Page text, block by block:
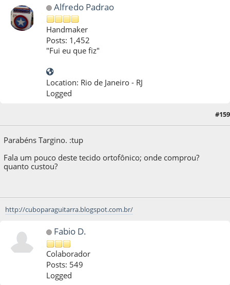
Alfredo Padrao
Handmaker
Posts: 1,452
"Fui eu que fiz"
Location: Rio de Janeiro - RJ
Logged
#159
Parabéns Targino. :tup
Fala um pouco deste tecido ortofônico; onde comprou?
quanto custou?
http://cuboparaguitarra.blogspot.com.br/
Fabio D.
Colaborador
Posts: 549
Logged